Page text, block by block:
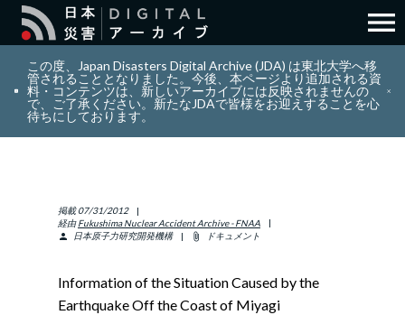
search 検索
layers コレクション
info_outline リソース
menu
この度、Japan Disasters Digital Archive (JDA) は東北大学へ移
管されることとなりました。今後、本ページより追加される資
料・コンテンツは、新しいアーカイブには反映されませんの
で、ご了承ください。新たなJDAで皆様をお迎えすることを心
待ちにしております。
掲載 07/31/2012
経由 Fukushima Nuclear Accident Archive - FNAA
person
日本原子力研究開発機構 attach_file ドキュメント
Information of the Situation Caused by the
Earthquake Off the Coast of Miyagi